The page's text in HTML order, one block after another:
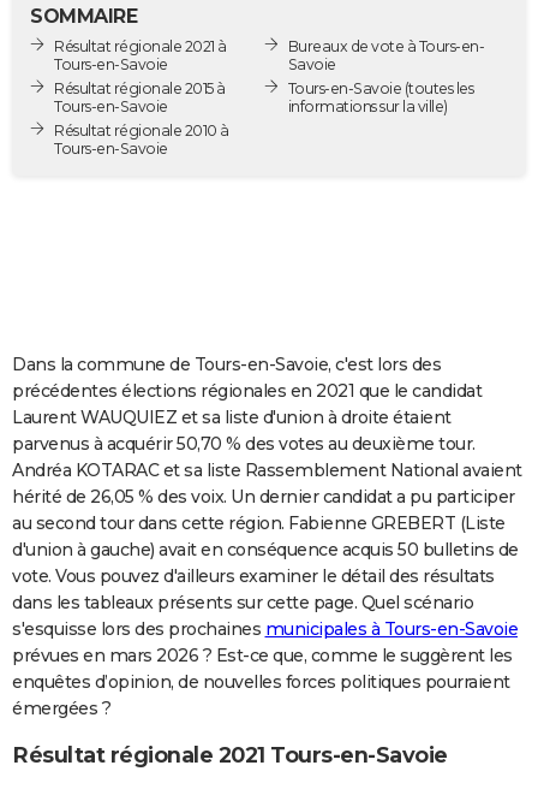
Destinations
City break
Voyage nature
Voyage de noces
Forum
Climat
GUIDES D'ACHAT
BONS PLANS
S'inscrire
Se connecter
Lycées
Collèges
Primaires
Universités
Entreprises
Service militaire
Avis de recherche
AVIS DE DÉCÈS
FORUM
Bricolage
Lifestyle
Culture
Sport
Auto
Television
Voyage
Cinema
SOMMAIRE
Résultat régionale 2021 à
Tours-en-Savoie
Résultat régionale 2015 à
Tours-en-Savoie
Résultat régionale 2010 à
Tours-en-Savoie
Bureaux de vote à Tours-en-
Savoie
Tours-en-Savoie (toutes les
informations sur la ville)
Dans la commune de Tours-en-Savoie, c'est lors des
précédentes élections régionales en 2021 que le candidat
Laurent WAUQUIEZ et sa liste d'union à droite étaient
parvenus à acquérir 50,70 % des votes au deuxième tour.
Andréa KOTARAC et sa liste Rassemblement National avaient
hérité de 26,05 % des voix. Un dernier candidat a pu participer
au second tour dans cette région. Fabienne GREBERT (Liste
d'union à gauche) avait en conséquence acquis 50 bulletins de
vote. Vous pouvez d'ailleurs examiner le détail des résultats
dans les tableaux présents sur cette page. Quel scénario
s'esquisse lors des prochaines municipales à Tours-en-Savoie
prévues en mars 2026 ? Est-ce que, comme le suggèrent les
enquêtes d’opinion, de nouvelles forces politiques pourraient
émergées ?
Résultat régionale 2021 Tours-en-Savoie